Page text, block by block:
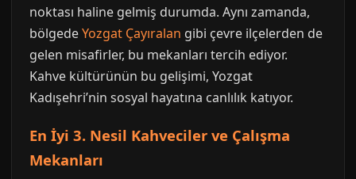
noktası haline gelmiş durumda. Aynı zamanda,
bölgedeYozgat Çayıralan gibi çevre ilçelerden de
gelen misafirler, bu mekanları tercih ediyor.
Kahve kültürünün bu gelişimi, Yozgat
Kadışehri’nin sosyal hayatına canlılık katıyor.
En İyi 3. Nesil Kahveciler ve Çalışma
Mekanları